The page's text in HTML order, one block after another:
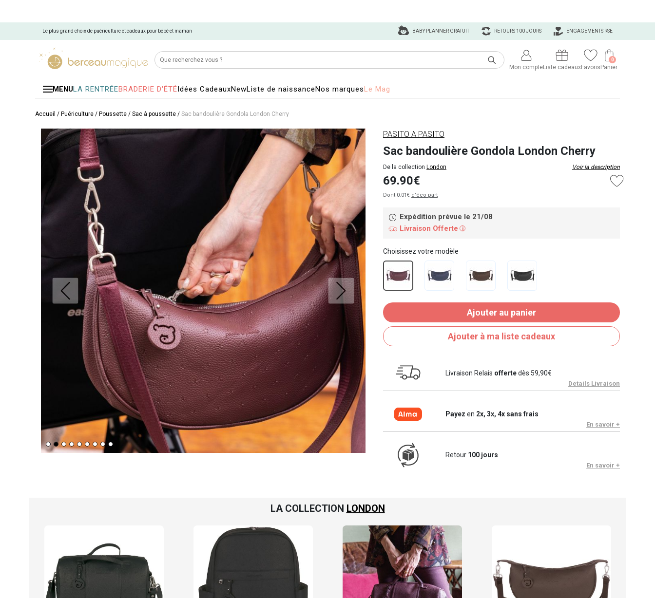
Le plus grand choix de puériculture et cadeaux pour bébé et maman ENGAGEMENTS RSE
RETOURS 100 JOURS
BABY PLANNER GRATUIT
Mon compteListe cadeauxFavoris Panier
0
MENULA RENTRÉEBRADERIE D'ÉTÉIdées CadeauxNewListe de naissanceNos marquesLe Mag
Accueil / Puériculture / Poussette / Sac à poussette / Sac bandoulière Gondola London Cherry
PASITO A PASITO
Sac bandoulière Gondola London Cherry
De la collection London Voir la description
69.90€
Dont 0.01€ d’éco part
Expédition prévue le 21/08
Livraison Offerte
i
Choisissez votre modèle
Ajouter au panier
Ajouter à ma liste cadeaux
Livraison Relais offertedès 59,90€
Details Livraison
Payez en 2x, 3x, 4x sans frais
En savoir +
Retour 100 jours
En savoir +
LA COLLECTION LONDON